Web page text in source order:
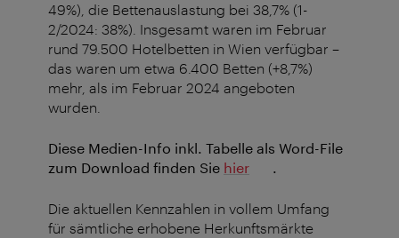
49%), die Bettenauslastung bei 38,7% (1-
2/2024: 38%). Insgesamt waren im Februar
rund 79.500 Hotelbetten in Wien verfügbar –
das waren um etwa 6.400 Betten (+8,7%)
mehr, als im Februar 2024 angeboten
wurden.
Diese Medien-Info inkl. Tabelle als Word-File
zum Download finden Sie hier .
Die aktuellen Kennzahlen in vollem Umfang
für sämtliche erhobene Herkunftsmärkte